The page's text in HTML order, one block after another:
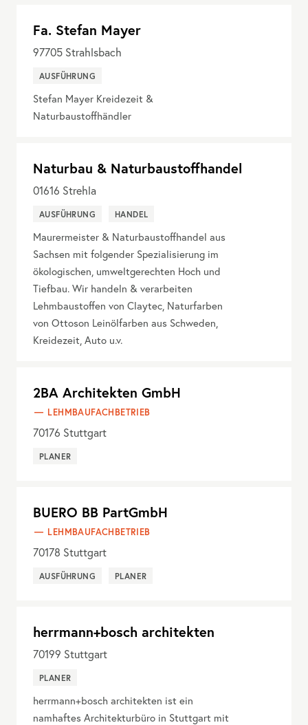
Fa. Stefan Mayer
97705 Strahlsbach
AUSFÜHRUNG
Stefan Mayer Kreidezeit &
Naturbaustoffhändler
Naturbau & Naturbaustoffhandel
01616 Strehla
AUSFÜHRUNG HANDEL
Maurermeister & Naturbaustoffhandel aus
Sachsen mit folgender Spezialisierung im
ökologischen, umweltgerechten Hoch und
Tiefbau. Wir handeln & verarbeiten
Lehmbaustoffen von Claytec, Naturfarben
von Ottoson Leinölfarben aus Schweden,
Kreidezeit, Auto u.v.
2BA Architekten GmbH
LEHMBAUFACHBETRIEB
70176 Stuttgart
PLANER
BUERO BB PartGmbH
LEHMBAUFACHBETRIEB
70178 Stuttgart
AUSFÜHRUNG PLANER
herrmann+bosch architekten
70199 Stuttgart
PLANER
herrmann+bosch architekten ist ein
namhaftes Architekturbüro in Stuttgart mit